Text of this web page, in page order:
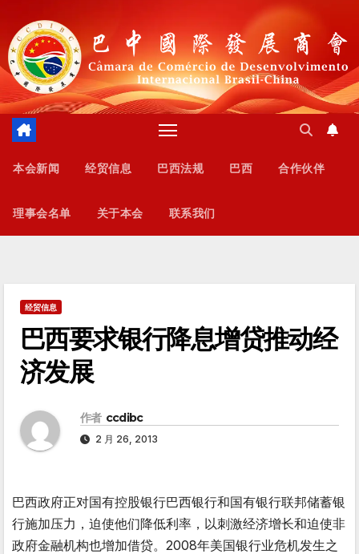
内
本会新闻 经贸信息 巴西法规 巴西 合作伙伴
理事会名单 关于本会 联系我们
经贸信息
巴西要求银行降息增贷推动经
济发展
作者 ccdibc
2 月 26, 2013
巴西政府正对国有控股银行巴西银行和国有银行联邦储蓄银
行施加压力，迫使他们降低利率，以刺激经济增长和迫使非
政府金融机构也增加借贷。2008年美国银行业危机发生之